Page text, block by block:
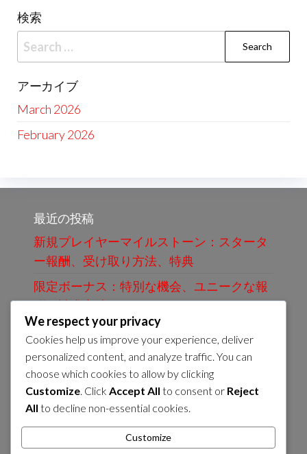
検索
Search
for:
アーカイブ
March 2026
February 2026
最近の投稿
新規プレイヤーマイルストーン：スタータ
ー報酬、受け取り方法、特典
限定ボーナス：特別な機会、ユニークな報
酬、請求方法
季節コード：ホリデーイベント、特別ボー
ナス、引き換えのヒント
コミュニティマイルストーン：プレイヤー
の貢献、共有報酬、請求
ーフィードバック報酬、請求プロセス、利
We respect your privacy
Cookies help us improve your experience, deliver
personalized content, and analyze traffic. You can
choose which cookies to allow by clicking
Customize. Click Accept All to consent or Reject
All to decline non-essential cookies.
Customize